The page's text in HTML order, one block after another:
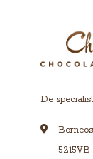
De
5215VB